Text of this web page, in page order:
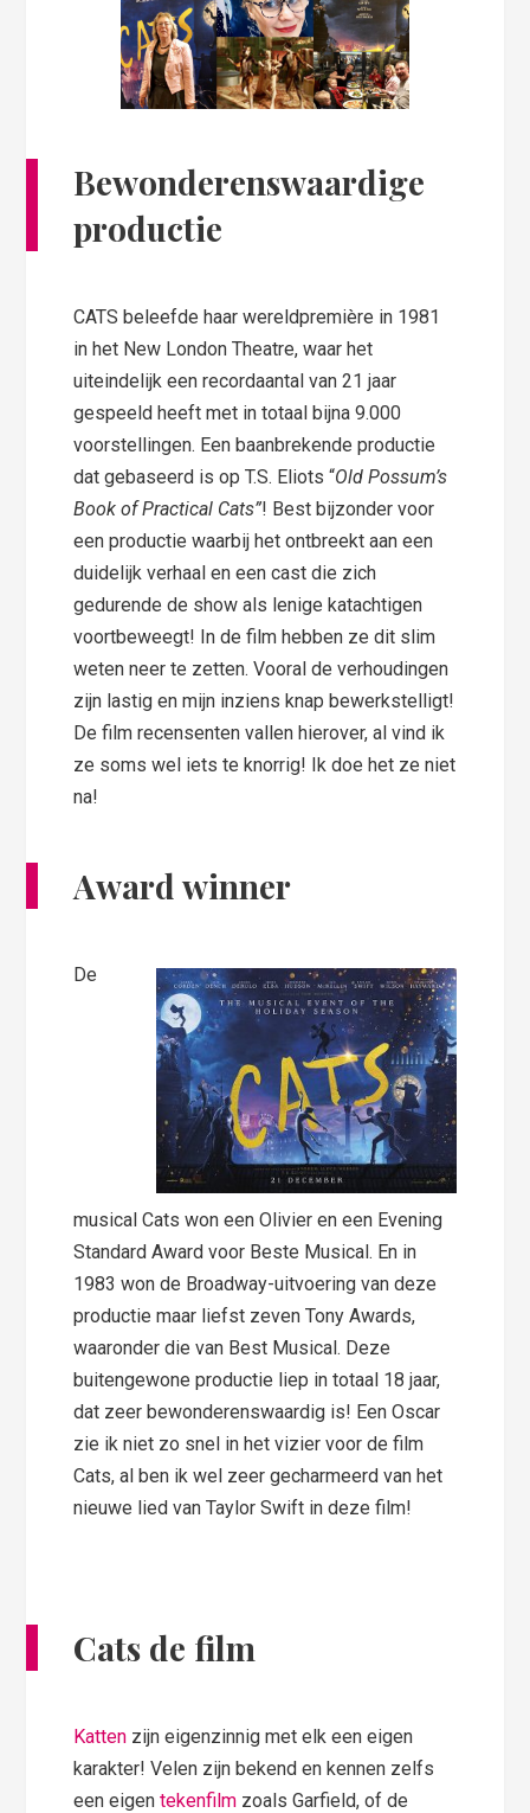
Bewonderenswaardige
productie
CATS beleefde haar wereldpremière in 1981
in het New London Theatre, waar het
uiteindelijk een recordaantal van 21 jaar
gespeeld heeft met in totaal bijna 9.000
voorstellingen. Een baanbrekende productie
dat gebaseerd is op T.S. Eliots “Old Possum’s
Book of Practical Cats”! Best bijzonder voor
een productie waarbij het ontbreekt aan een
duidelijk verhaal en een cast die zich
gedurende de show als lenige katachtigen
voortbeweegt! In de film hebben ze dit slim
weten neer te zetten. Vooral de verhoudingen
zijn lastig en mijn inziens knap bewerkstelligt!
De film recensenten vallen hierover, al vind ik
ze soms wel iets te knorrig! Ik doe het ze niet
na!
Award winner
De
musical Cats won een Olivier en een Evening
Standard Award voor Beste Musical. En in
1983 won de Broadway-uitvoering van deze
productie maar liefst zeven Tony Awards,
waaronder die van Best Musical. Deze
buitengewone productie liep in totaal 18 jaar,
dat zeer bewonderenswaardig is! Een Oscar
zie ik niet zo snel in het vizier voor de film
Cats, al ben ik wel zeer gecharmeerd van het
nieuwe lied van Taylor Swift in deze film!
Cats de film
Katten zijn eigenzinnig met elk een eigen
karakter! Velen zijn bekend en kennen zelfs
een eigentekenfilm zoals Garfield, of de